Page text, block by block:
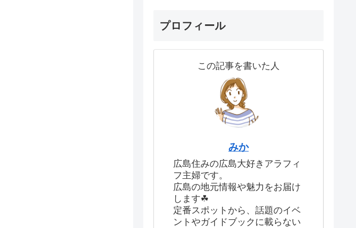
プロフィール
この記事を書いた人
みか
広島住みの広島大好きアラフィ
フ主婦です。
広島の地元情報や魅力をお届け
します☘
定番スポットから、話題のイベ
ントやガイドブックに載らない